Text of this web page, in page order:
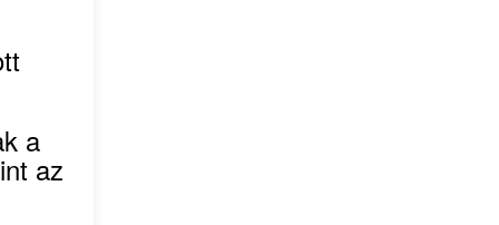
a
az